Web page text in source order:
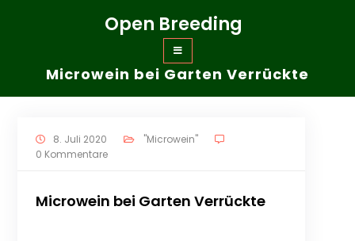
Open Breeding
Microwein bei Garten Verrückte
8. Juli 2020
"Microwein"
0 Kommentare
Microwein bei Garten Verrückte